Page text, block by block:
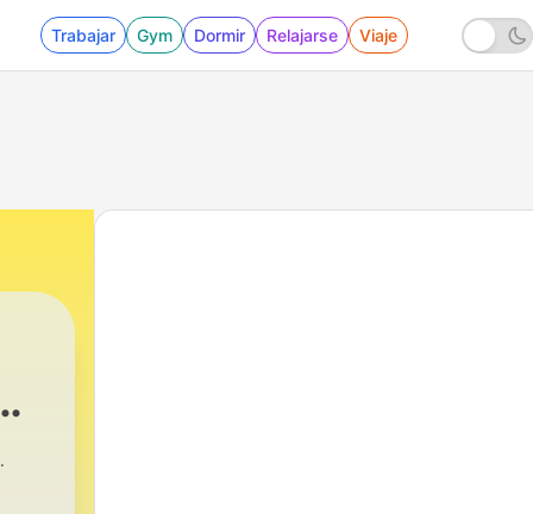
Trabajar Gym Dormir Relajarse Viaje